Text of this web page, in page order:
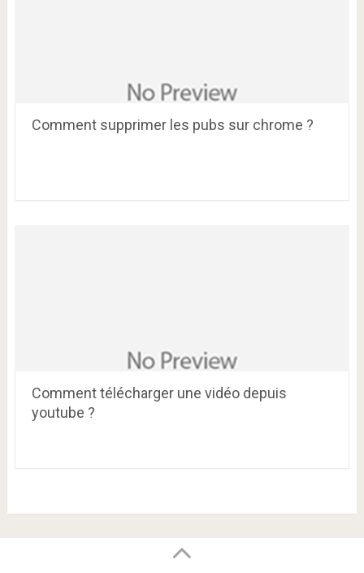
Comment supprimer les pubs sur chrome ?
Comment télécharger une vidéo depuis
youtube ?